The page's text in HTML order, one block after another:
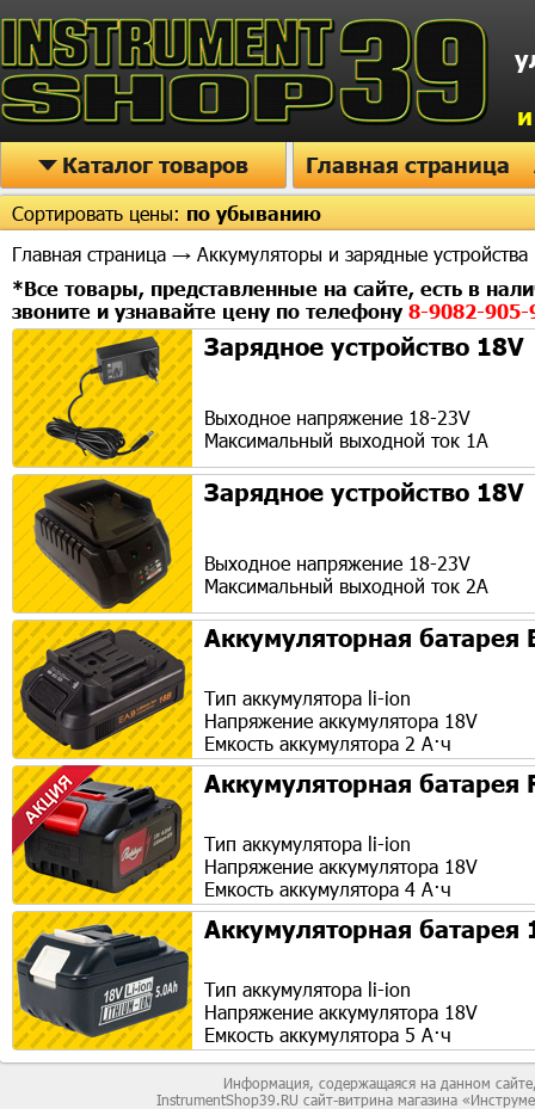
Каталог товаров Главная страница
Сортировать цены: по убыванию
Главная страница → Аккумуляторы и зарядные устройства
*Все товары, представленные на сайте, есть в
звоните и узнавайте цену по телефону 8-9082-
Зарядное устройство 18V
Выходное напряжение 18-23V
Максимальный выходной ток 1А
Зарядное устройство 18V
Выходное напряжение 18-23V
Максимальный выходной ток 2А
Аккумуляторная
Тип аккумулятора li-ion
Напряжение аккумулятора 18V
Емкость аккумулятора 2 А·ч
Аккумуляторная
Тип аккумулятора li-ion
Напряжение аккумулятора 18V
Емкость аккумулятора 4 А·ч
Аккумуляторная батарея
Тип аккумулятора li-ion
Напряжение аккумулятора 18V
Емкость аккумулятора 5 А·ч
Информация, содержащаяся на данном
InstrumentShop39.RU сайт-витрина магазина